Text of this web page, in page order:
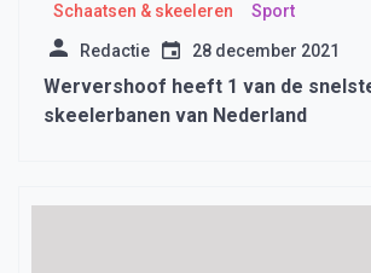
Schaatsen & skeeleren Sport
Redactie 28 december 2021
Wervershoof heeft 1 van de
skeelerbanen van Nederland